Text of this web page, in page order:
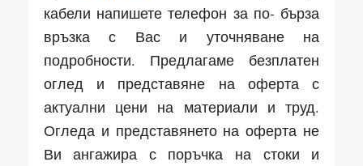
кабели напишете телефон за по- бърза
връзка с Вас и уточняване на
подробности. Предлагаме безплатен
оглед и представяне на оферта с
актуални цени на материали и труд.
Огледа и представянето на оферта не
Ви ангажира с поръчка на стоки и